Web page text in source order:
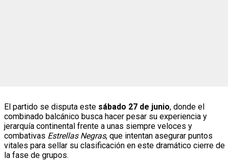
El partido se disputa este sábado 27 de junio, donde el
combinado balcánico busca hacer pesar su experiencia y
jerarquía continental frente a unas siempre veloces y
combativas Estrellas Negras, que intentan asegurar puntos
vitales para sellar su clasificación en este dramático cierre de
la fase de grupos.